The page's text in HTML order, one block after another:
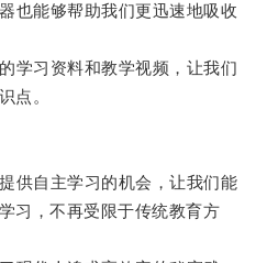
能够帮助我们更迅速地吸收
习资料和教学视频，让我们
点。
自主学习的机会，让我们能
习，不再受限于传统教育方